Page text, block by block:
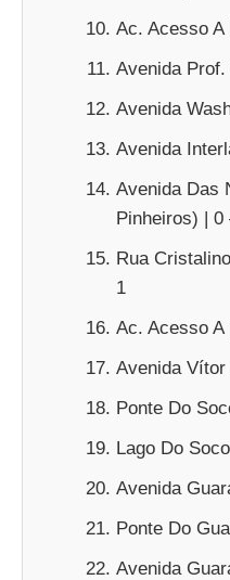
Ac. Acesso A
Avenida
Avenida
Avenida
Avenida Das
Pinheiros) | 0
Rua
1
Ac. Acesso A
Avenida
Ponte Do
Lago Do
Avenida
Ponte Do
Avenida